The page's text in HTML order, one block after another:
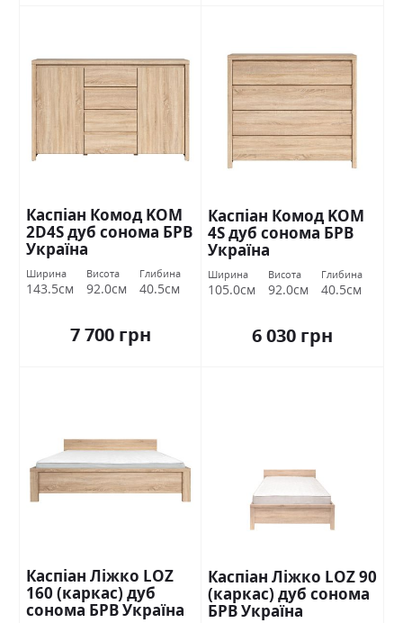
Каспіан Комод KOM
2D4S дуб сонома БРВ
Україна
Ширина
143.5см
Висота
92.0см
Глибина
40.5см
7 700 грн
Каспіан Комод KOM
4S дуб сонома БРВ
Україна
Ширина
105.0см
Висота
92.0см
Глибина
40.5см
6 030 грн
Каспіан Ліжко LOZ
160 (каркас) дуб
сонома БРВ Україна
Каспіан Ліжко LOZ 90
(каркас) дуб сонома
БРВ Україна